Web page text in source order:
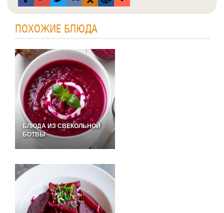
ПОХОЖИЕ БЛЮДА
БЛЮДА ИЗ СВЕКОЛЬНОЙ
БОТВЫ